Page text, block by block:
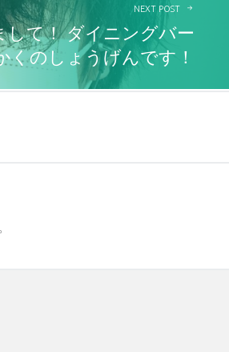
NEXT POST
して！ ダイニングバー
くのしょうげんです！